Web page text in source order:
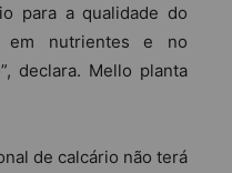
para a qualidade do
em nutrientes e no
declara. Mello planta
de calcário não terá